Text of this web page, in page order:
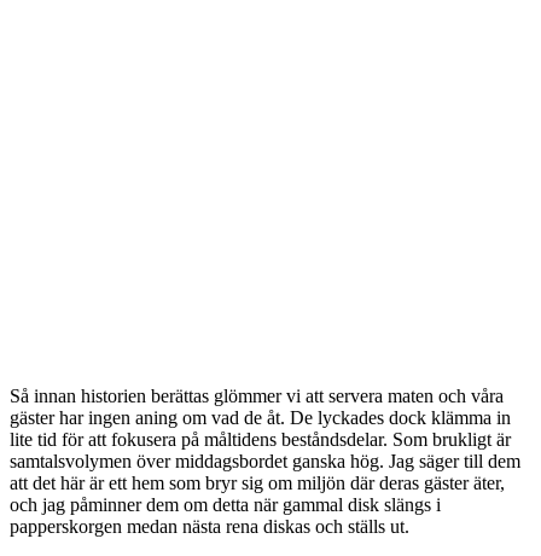
Så innan historien berättas glömmer vi att servera maten och våra
gäster har ingen aning om vad de åt. De lyckades dock klämma in
lite tid för att fokusera på måltidens beståndsdelar. Som brukligt är
samtalsvolymen över middagsbordet ganska hög. Jag säger till dem
att det här är ett hem som bryr sig om miljön där deras gäster äter,
och jag påminner dem om detta när gammal disk slängs i
papperskorgen medan nästa rena diskas och ställs ut.